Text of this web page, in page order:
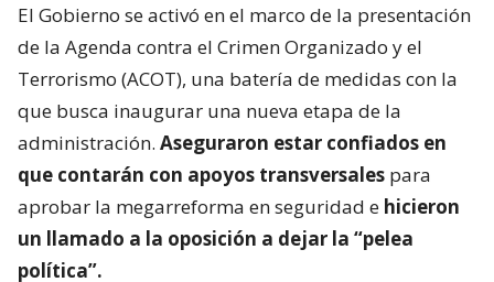
El Gobierno se activó en el marco de la presentación
de la Agenda contra el Crimen Organizado y el
Terrorismo (ACOT), una batería de medidas con la
que busca inaugurar una nueva etapa de la
administración. Aseguraron estar confiados en
que contarán con apoyos transversales para
aprobar la megarreforma en seguridad e hicieron
un llamado a la oposición a dejar la “pelea
política”.